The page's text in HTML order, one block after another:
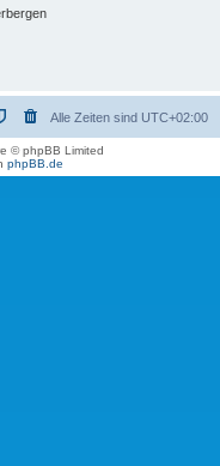
Alle Zeiten sind UTC+02:00
© phpBB Limited
phpBB.de